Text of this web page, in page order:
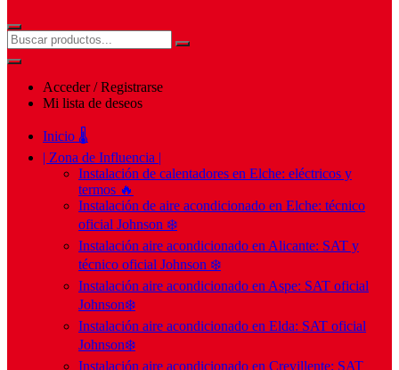
Acceder / Registrarse
Mi lista de deseos
Inicio 🌡️
| Zona de Influencia |
Instalación de calentadores en Elche: eléctricos y
termos 🔥
Instalación de aire acondicionado en Elche: técnico
oficial Johnson ❄️
Instalación aire acondicionado en Alicante: SAT y
técnico oficial Johnson ❄️
Instalación aire acondicionado en Aspe: SAT oficial
Johnson❄️
Instalación aire acondicionado en Elda: SAT oficial
Johnson❄️
Instalación aire acondicionado en Crevillente: SAT